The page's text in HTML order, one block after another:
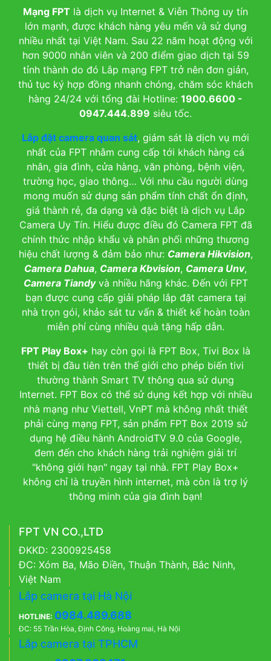
Mạng FPT là dịch vụ Internet & Viễn Thông uy tín
lớn mạnh, được khách hàng yêu mến và sử dụng
nhiều nhất tại Việt Nam. Sau 22 năm hoạt động với
hơn 9000 nhân viên và 200 điểm giao dịch tại 59
tỉnh thành do đó Lắp mạng FPT trở nên đơn giản,
thủ tục ký hợp đồng nhanh chóng, chăm sóc khách
hàng 24/24 với tổng đài Hotline: 1900.6600 -
0947.444.899 siêu tốc.
Lắp đặt camera quan sát, giám sát là dịch vụ mới
nhất của FPT nhằm cung cấp tới khách hàng cá
nhân, gia đình, cửa hàng, văn phòng, bệnh viện,
trường học, giao thông… Với nhu cầu người dùng
mong muốn sử dụng sản phẩm tính chất ổn định,
giá thành rẻ, đa dạng và đặc biệt là dịch vụ Lắp
Camera Uy Tín. Hiểu được điều đó Camera FPT đã
chính thức nhập khẩu và phân phối những thương
hiệu chất lượng & đảm bảo như: Camera Hikvision,
Camera Dahua, Camera Kbvision, Camera Unv,
Camera Tiandyvà nhiều hãng khác. Đến với FPT
bạn được cung cấp giải pháp lắp đặt camera tại
nhà trọn gói, khảo sát tư vấn & thiết kế hoàn toàn
miễn phí cùng nhiều quà tặng hấp dẫn.
FPT Play Box+ hay còn gọi là FPT Box, Tivi Box là
thiết bị đầu tiên trên thế giới cho phép biến tivi
thường thành Smart TV thông qua sử dụng
Internet. FPT Box có thể sử dụng kết hợp với nhiều
nhà mạng như Viettell, VnPT mà không nhất thiết
phải cùng mạng FPT, sản phẩm FPT Box 2019 sử
dụng hệ điều hành AndroidTV 9.0 của Google,
đem đến cho khách hàng trải nghiệm giải trí
"không giới hạn" ngay tại nhà. FPT Play Box+
không chỉ là truyền hình internet, mà còn là trợ lý
thông minh của gia đình bạn!
FPT VN CO.,LTD
ĐKKD: 2300925458
ĐC: Xóm Ba, Mão Điền, Thuận Thành, Bắc Ninh,
Việt Nam
Lắp camera tại Hà Nội
HOTLINE: 0984.489.688
ĐC: 55 Trần Hòa, Định Công, Hoàng mai, Hà Nội
Lắp camera tại TPHCM